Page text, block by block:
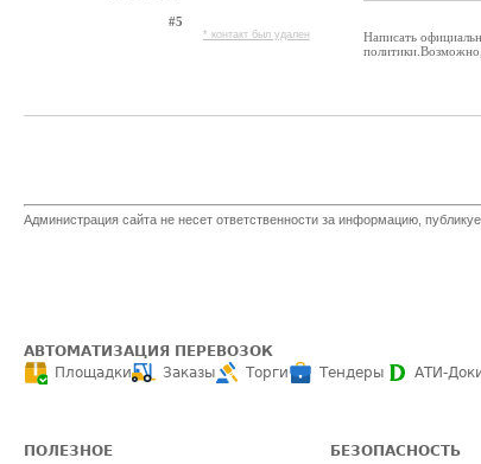
#5
* контакт был удален
Написать
Администрация сайта не несет ответственности за информацию,
АВТОМАТИЗАЦИЯ ПЕРЕВОЗОК
Площадки
Заказы Торги Тендеры АТИ-
ПОЛЕЗНОЕ БЕЗОПАСНОСТЬ